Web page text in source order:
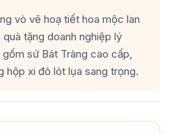
vò vẽ hoạ tiết hoa mộc lan
tặng doanh nghiệp lý
sứ Bát Tràng cao cấp,
hộp xi đỏ lót lụa sang trọng.